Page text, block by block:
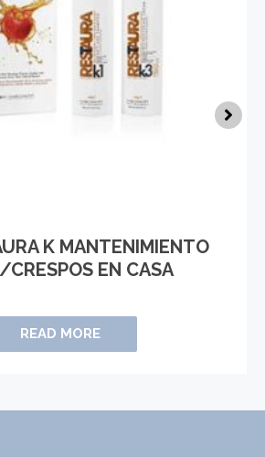
K MANTENIMIENTO
CRESPOS EN CASA
READ MORE